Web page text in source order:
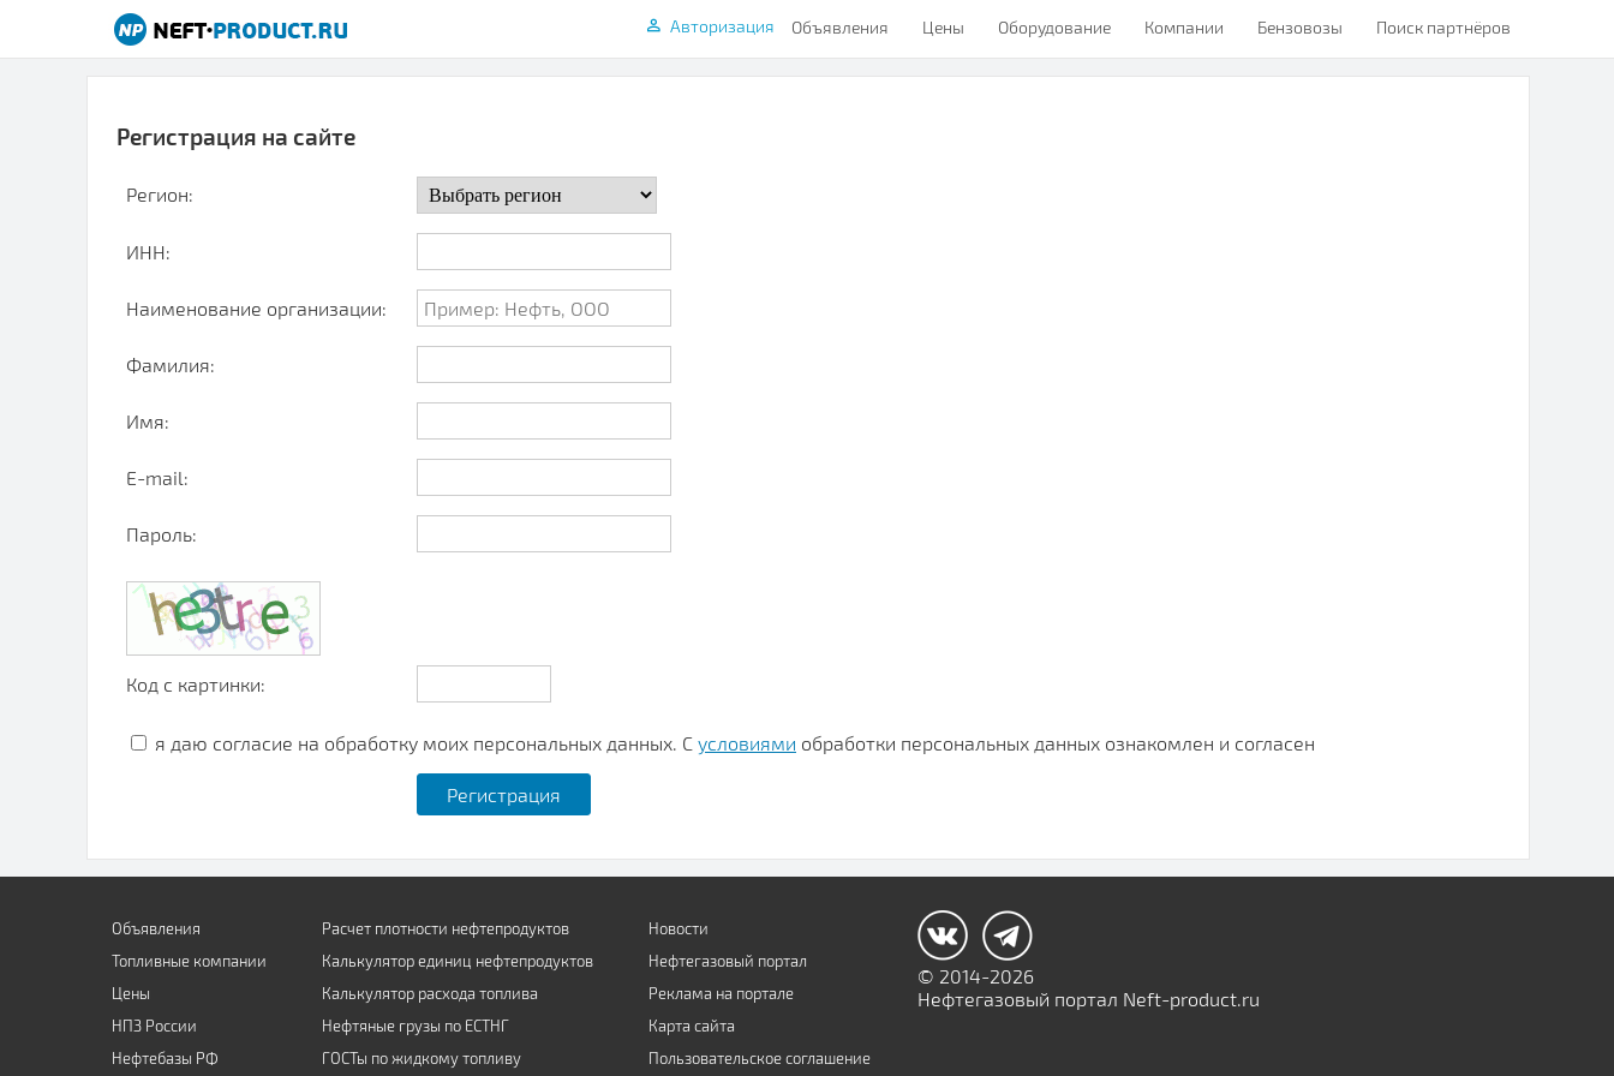
Объявления Цены Оборудование Компании Бензовозы Поиск партнёров
Авторизация
Регистрация на сайте
Регион:
ИНН:
Наименование организации:
Фамилия:
Имя:
E-mail:
Пароль:
Код с картинки:
я даю согласие на обработку моих персональных данных. С условиями обработки персональных данных ознакомлен и согласен
Объявления
Топливные компании
Цены
НПЗ России
Нефтебазы РФ
Расчет плотности нефтепродуктов
Калькулятор единиц нефтепродуктов
Калькулятор расхода топлива
Нефтяные грузы по ЕСТНГ
ГОСТы по жидкому топливу
Новости
Нефтегазовый портал
Реклама на портале
Карта сайта
Пользовательское соглашение
© 2014-2026
Нефтегазовый портал Neft-product.ru